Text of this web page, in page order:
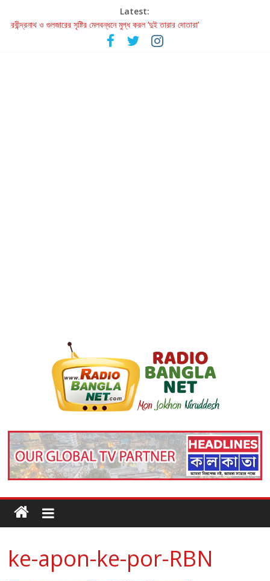
Latest:
রবীন্দ্রনাথ ও গুলজারের সৃষ্টির মেলবন্ধনে মুগ্ধ করল ‘দুই তারার দোতারা’
কলের গান থেকে রীলস্ — বাঙালির গান শোনার বিবর্তনের গল্প
জগন্নাথমঙ্গলম্ — বাংলায় প্রথমবার মঞ্চে এবার রথযাত্রার উদযাপন
ke-apon-ke-por-RBN